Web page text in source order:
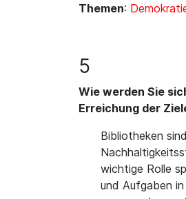
Themen:
5
Wie werden Sie
Erreichung der
Bibliotheken
wichtige Rolle
und Aufgaben